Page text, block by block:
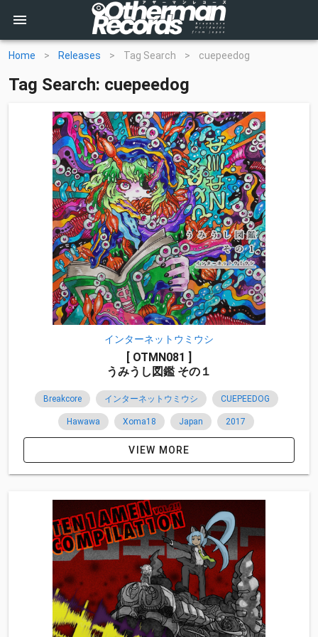
Home > Releases > Tag Search > cuepeedog
Tag Search: cuepeedog
インターネットウミウシ
[ OTMN081 ]
うみうし図鑑 その１
Breakcore インターネットウミウシ CUEPEEDOG
Hawawa Xoma18 Japan 2017
VIEW MORE